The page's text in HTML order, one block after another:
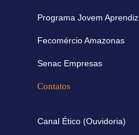
Programa Jovem Aprendiz
Fecomércio Amazonas
Senac Empresas
Contatos
Canal Ético (Ouvidoria)